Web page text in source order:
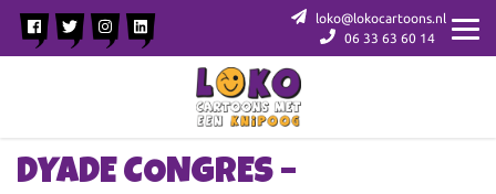
loko@lokocartoons.nl
06 33 63 60 14
DYADE CONGRES –